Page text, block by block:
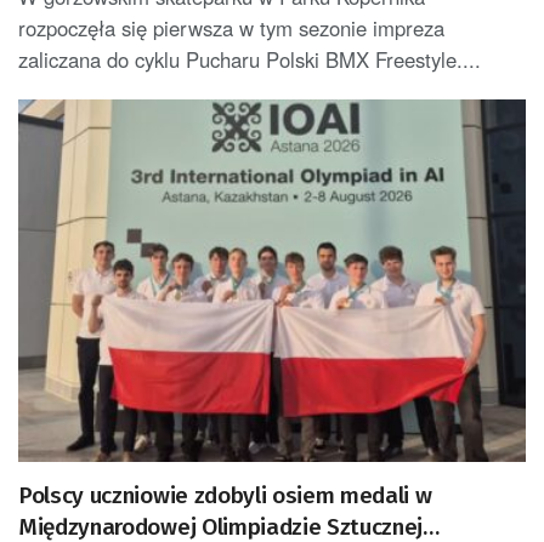
rozpoczęła się pierwsza w tym sezonie impreza
zaliczana do cyklu Pucharu Polski BMX Freestyle....
Polscy uczniowie zdobyli osiem medali w
Międzynarodowej Olimpiadzie Sztucznej